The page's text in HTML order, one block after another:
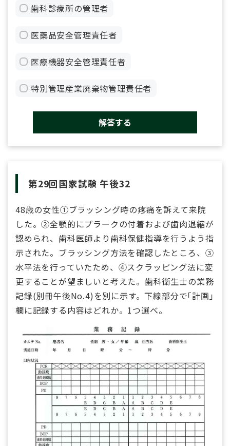
歯科診療所の管理者
医藥品安全管理責任者
医療機器安全管理責任者
特別管理産業廃棄物管理責任者
解答する
第29回国家試験 午後32
48歳の女性①ブラッシング時の疼痛を訴えて来院
した。②全顎的にプラークの付着および歯肉退縮が
認められ、歯科医師より歯科保健指導を行うよう指
示された。ブラッシング方法を確認したところ、③
水平法を行っていたため、④スクラッピング法に変
更することが望ましいと考えた。歯科衛生士の業務
記録(別冊午後No.4)を別に示す。下線部分で｢計画｣
欄に記録する内容はどれか。1つ選べ。